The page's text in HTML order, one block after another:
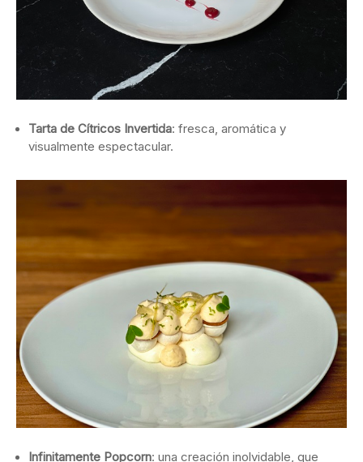
Tarta de Cítricos Invertida: fresca, aromática y
visualmente espectacular.
Infinitamente Popcorn: una creación inolvidable, que